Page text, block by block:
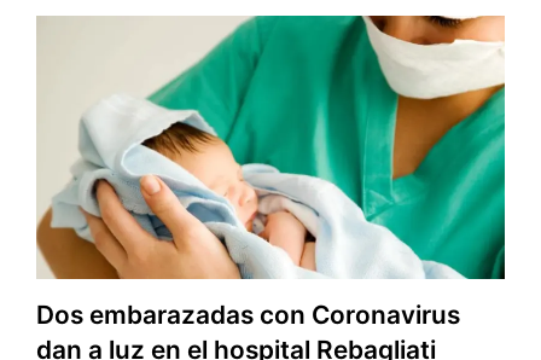
Dos embarazadas con Coronavirus
dan a luz en el hospital Rebagliati